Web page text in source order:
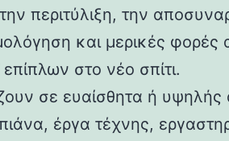
περιτύλιξη, την
και μερικές φορές
στο νέο σπίτι.
σε ευαίσθητα ή υψηλής
έργα τέχνης,